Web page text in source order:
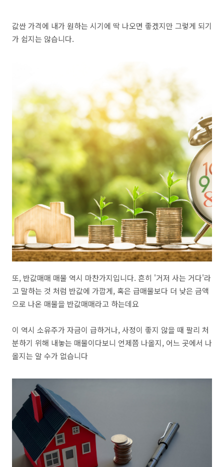
값싼 가격에 내가 원하는 시기에 딱 나오면 좋겠지만 그렇게 되기
가 쉽지는 않습니다.
또, 반값매매 매물 역시 마찬가지입니다. 흔히 '거저 사는 거다'라
고 말하는 것 처럼 반값에 가깝게, 혹은 급매물보다 더 낮은 금액
으로 나온 매물을 반값매매라고 하는데요
이 역시 소유주가 자금이 급하거나, 사정이 좋지 않을 때 팔리 처
분하기 위해 내놓는 매물이다보니 언제쯤 나올지, 어느 곳에서 나
올지는 알 수가 없습니다